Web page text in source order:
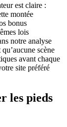
est claire :
montée
bonus
lois
notre analyse
scène
avant chaque
site préféré
les pieds